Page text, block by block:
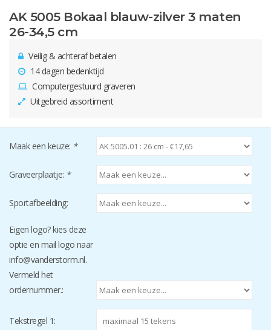
AK 5005 Bokaal blauw-zilver 3 maten
26-34,5 cm
Veilig & achteraf betalen
14 dagen bedenktijd
Computergestuurd graveren
Uitgebreid assortiment
Maak een keuze: *
Graveerplaatje: *
Sportafbeelding:
Eigen logo? kies deze
optie en mail logo naar
info@vanderstorm.nl.
Vermeld het
ordernummer.:
Tekstregel 1: